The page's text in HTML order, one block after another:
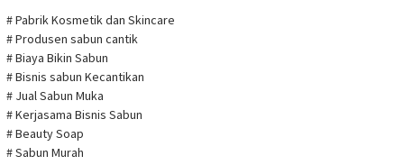
# Pabrik Kosmetik dan Skincare
# Produsen sabun cantik
# Biaya Bikin Sabun
# Bisnis sabun Kecantikan
# Jual Sabun Muka
# Kerjasama Bisnis Sabun
# Beauty Soap
# Sabun Murah